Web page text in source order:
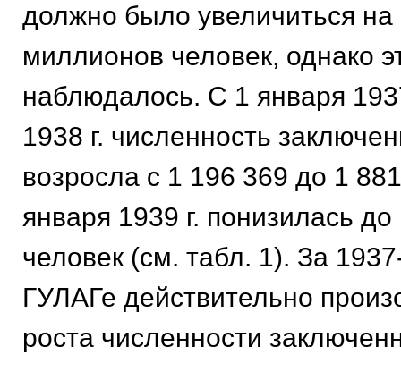
должно было увеличиться на
миллионов человек, однако
наблюдалось. С 1 января
1938 г. численность
возросла с 1 196 369 до 1
января 1939 г. понизилась
человек (см. табл. 1). За
ГУЛАГе действительно
роста численности